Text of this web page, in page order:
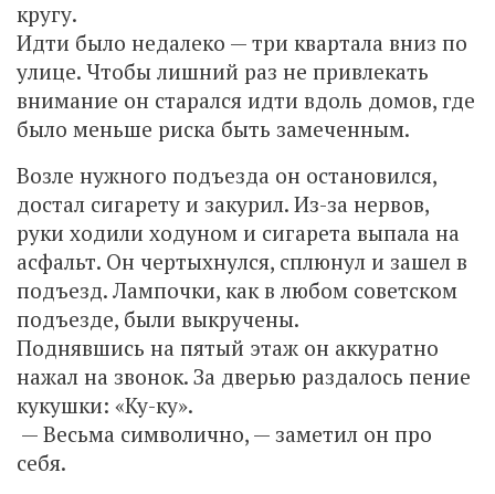
кругу.
Идти было недалеко — три квартала вниз по
улице. Чтобы лишний раз не привлекать
внимание он старался идти вдоль домов, где
было меньше риска быть замеченным.
Возле нужного подъезда он остановился,
достал сигарету и закурил. Из-за нервов,
руки ходили ходуном и сигарета выпала на
асфальт. Он чертыхнулся, сплюнул и зашел в
подъезд. Лампочки, как в любом советском
подъезде, были выкручены.
Поднявшись на пятый этаж он аккуратно
нажал на звонок. За дверью раздалось пение
кукушки: «Ку-ку».
— Весьма символично, — заметил он про
себя.